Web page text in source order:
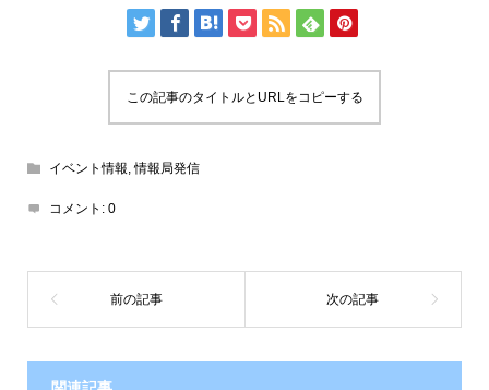
この記事のタイトルとURLをコピーする
イベント情報,情報局発信
コメント: 0